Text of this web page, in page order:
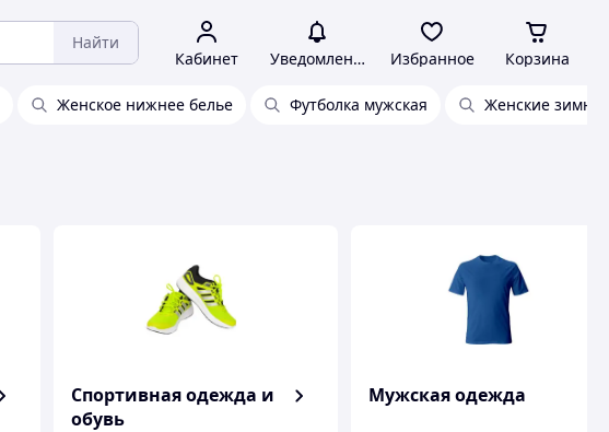
Найти
Кабинет Уведомления Избранное Корзина
Женское нижнее белье Футболка мужская Женские
Спортивная одежда и
обувь
Мужская одежда